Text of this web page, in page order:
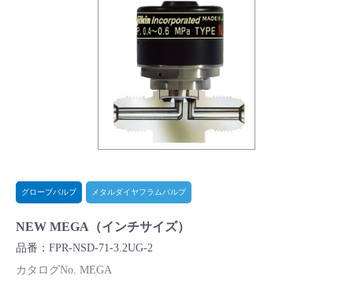
バルブ・継手・システムを探す
製品カタログダウンロード
よくあるご質問(FAQ)・用語集
Cv値・流量計算ツール
グローブバルブ メタルダイヤフラムバルブ
NEW MEGA（インチサイズ）
品番：FPR-NSD-71-3.2UG-2
カタログNo. MEGA